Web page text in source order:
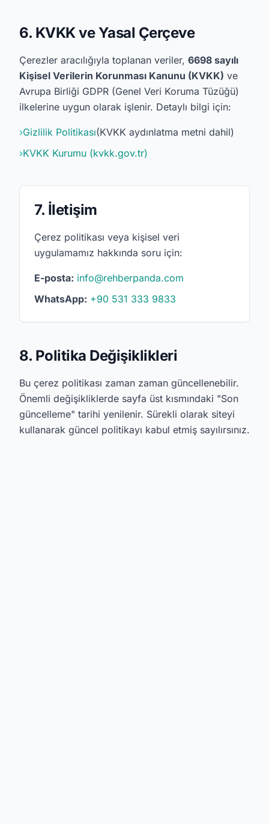
6. KVKK ve Yasal Çerçeve
Çerezler aracılığıyla toplanan veriler, 6698 sayılı
Kişisel Verilerin Korunması Kanunu (KVKK) ve
Avrupa Birliği GDPR (Genel Veri Koruma Tüzüğü)
ilkelerine uygun olarak işlenir. Detaylı bilgi için:
›Gizlilik Politikası(KVKK aydınlatma metni dahil)
›KVKK Kurumu (kvkk.gov.tr)
7. İletişim
Çerez politikası veya kişisel veri
uygulamamız hakkında soru için:
E-posta: info@rehberpanda.com
WhatsApp: +90 531 333 9833
8. Politika Değişiklikleri
Bu çerez politikası zaman zaman güncellenebilir.
Önemli değişikliklerde sayfa üst kısmındaki "Son
güncelleme" tarihi yenilenir. Sürekli olarak siteyi
kullanarak güncel politikayı kabul etmiş sayılırsınız.